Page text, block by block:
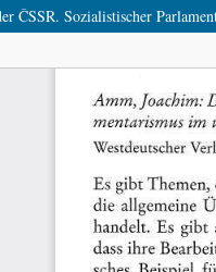
ČSSR. Sozialistischer